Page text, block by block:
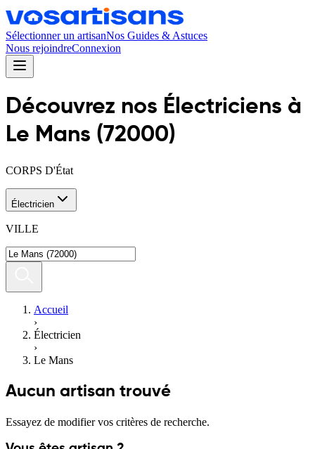
Sélectionner un artisanNos Guides & Astuces
Nous rejoindreConnexion
Découvrez nos Électriciens à
Le Mans (72000)
CORPS D'État
Électricien
VILLE
Accueil
›
Électricien
›
Le Mans
Aucun artisan trouvé
Essayez de modifier vos critères de recherche.